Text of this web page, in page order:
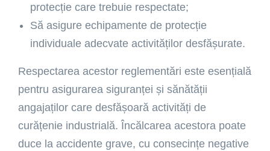
protecție care trebuie respectate;
Să asigure echipamente de protecție
individuale adecvate activităților desfășurate.
Respectarea acestor reglementări este esențială
pentru asigurarea siguranței și sănătății
angajaților care desfășoară activități de
curățenie industrială. Încălcarea acestora poate
duce la accidente grave, cu consecințe negative